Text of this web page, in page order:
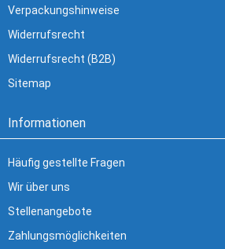
Verpackungshinweise
Widerrufsrecht
Widerrufsrecht (B2B)
Sitemap
Informationen
Häufig gestellte Fragen
Wir über uns
Stellenangebote
Zahlungsmöglichkeiten